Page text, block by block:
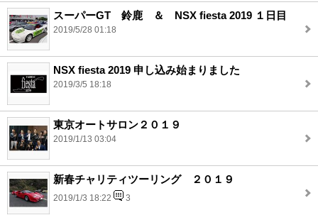
スーパーGT 鈴鹿 ＆ NSX fiesta 2019 １日目
2019/5/28 01:18
NSX fiesta 2019 申し込み始まりました
2019/3/5 18:18
東京オートサロン２０１９
2019/1/13 03:04
新春チャリティツーリング ２０１９
2019/1/3 18:22 3